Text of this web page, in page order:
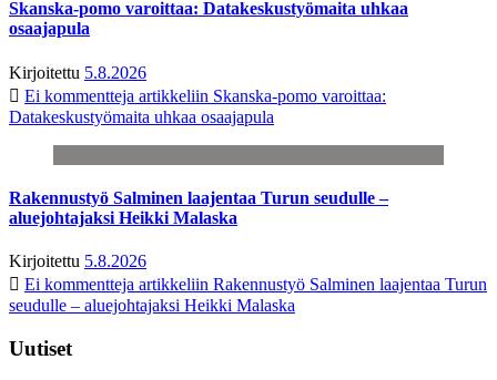
Skanska-pomo varoittaa: Datakeskustyömaita uhkaa
osaajapula
Kirjoitettu 5.8.2026
Ei kommentteja artikkeliin Skanska-pomo varoittaa:
Datakeskustyömaita uhkaa osaajapula
Rakennustyö Salminen laajentaa Turun seudulle –
aluejohtajaksi Heikki Malaska
Kirjoitettu 5.8.2026
Ei kommentteja artikkeliin Rakennustyö Salminen laajentaa Turun
seudulle – aluejohtajaksi Heikki Malaska
Uutiset